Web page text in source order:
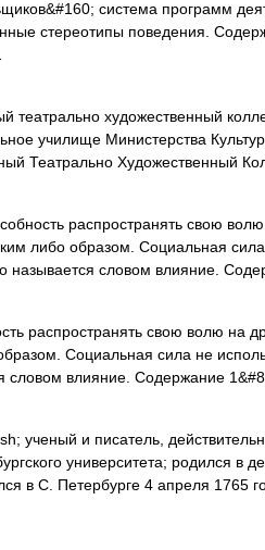
система программ
стереотипы поведения.
театрально художественный
училище Министерства
Театрально Художественный
распространять свою волю
либо образом. Социальная сила
называется словом влияние.
распространять свою волю на
Социальная сила не
словом влияние. Содержание
ученый и писатель,
университета; родился в
в С. Петербурге 4 апреля 1765